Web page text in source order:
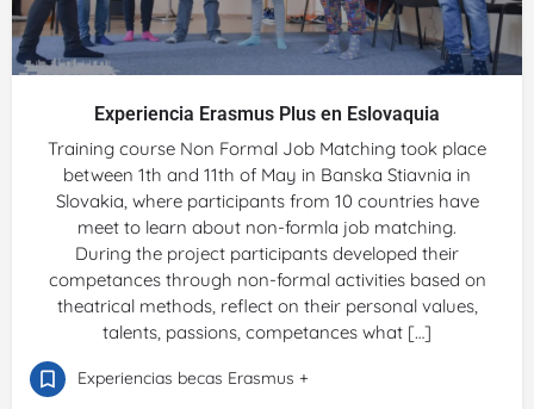
Experiencia Erasmus Plus en Eslovaquia
Training course Non Formal Job Matching took place
between 1th and 11th of May in Banska Stiavnia in
Slovakia, where participants from 10 countries have
meet to learn about non-formla job matching.
During the project participants developed their
competances through non-formal activities based on
theatrical methods, reflect on their personal values,
talents, passions, competances what […]
Experiencias becas Erasmus +